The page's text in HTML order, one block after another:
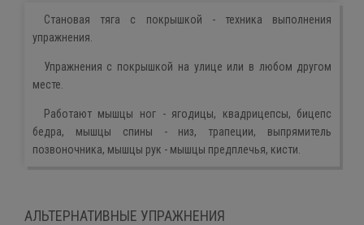
Становая тяга с покрышкой - техника выполнения
упражнения.
Упражнения с покрышкой на улице или в любом другом
месте.
Работают мышцы ног - ягодицы, квадрицепсы, бицепс
бедра, мышцы спины - низ, трапеции, выпрямитель
позвоночника, мышцы рук - мышцы предплечья, кисти.
АЛЬТЕРНАТИВНЫЕ УПРАЖНЕНИЯ